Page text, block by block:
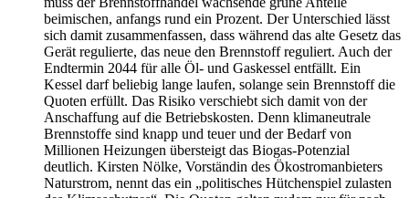
beimischen, anfangs rund ein Prozent. Der Unterschied lässt
sich damit zusammenfassen, dass während das alte Gesetz das
Gerät regulierte, das neue den Brennstoff reguliert. Auch der
Endtermin 2044 für alle Öl- und Gaskessel entfällt. Ein
Kessel darf beliebig lange laufen, solange sein Brennstoff die
Quoten erfüllt. Das Risiko verschiebt sich damit von der
Anschaffung auf die Betriebskosten. Denn klimaneutrale
Brennstoffe sind knapp und teuer und der Bedarf von
Millionen Heizungen übersteigt das Biogas-Potenzial
deutlich. Kirsten Nölke, Vorständin des Ökostromanbieters
Naturstrom, nennt das ein „politisches Hütchenspiel zulasten